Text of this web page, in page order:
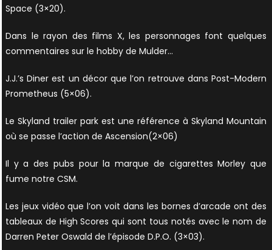
Space (3×20).
Dans le rayon des films X, les personnages font quelques
commentaires sur le hobby de Mulder…
J.J.’s Diner est un décor que l’on retrouve dans Post-Modern
Prometheus (5×06).
Le Skyland trailer park est une référence à Skyland Mountain
où se passe l’action de Ascension(2×06)
Il y a des pubs pour la marque de cigarettes Morley que
fume notre CSM.
Les jeux vidéo que l’on voit dans les bornes d’arcade ont des
tableaux de High Scores qui sont tous notés avec le nom de
Darren Peter Oswald de l’épisode D.P.O. (3×03).